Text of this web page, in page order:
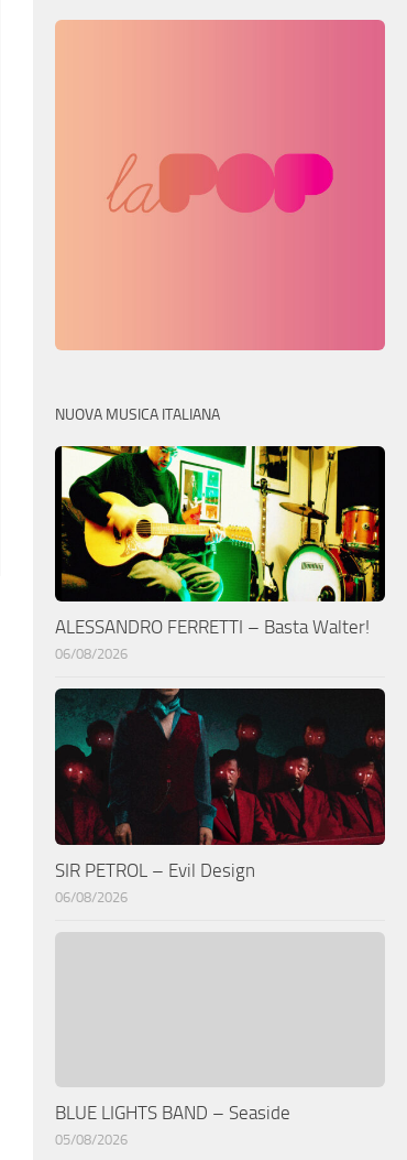
NUOVA MUSICA ITALIANA
ALESSANDRO FERRETTI – Basta Walter!
06/08/2026
SIR PETROL – Evil Design
06/08/2026
BLUE LIGHTS BAND – Seaside
05/08/2026